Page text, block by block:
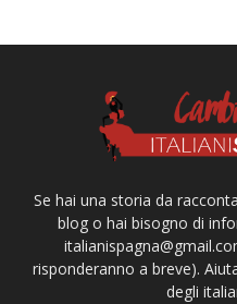
Se hai una storia da
blog o hai bisogno di
risponderanno a breve).
degli